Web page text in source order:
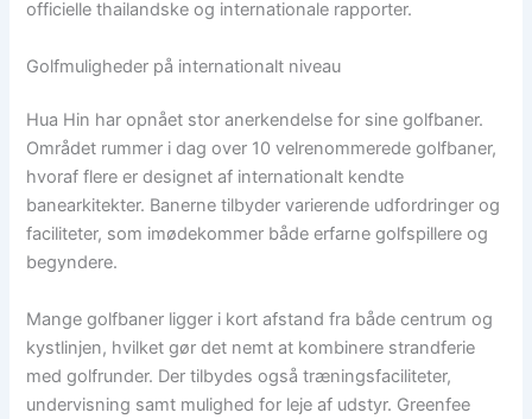
officielle thailandske og internationale rapporter.
Golfmuligheder på internationalt niveau
Hua Hin har opnået stor anerkendelse for sine golfbaner.
Området rummer i dag over 10 velrenommerede golfbaner,
hvoraf flere er designet af internationalt kendte
banearkitekter. Banerne tilbyder varierende udfordringer og
faciliteter, som imødekommer både erfarne golfspillere og
begyndere.
Mange golfbaner ligger i kort afstand fra både centrum og
kystlinjen, hvilket gør det nemt at kombinere strandferie
med golfrunder. Der tilbydes også træningsfaciliteter,
undervisning samt mulighed for leje af udstyr. Greenfee